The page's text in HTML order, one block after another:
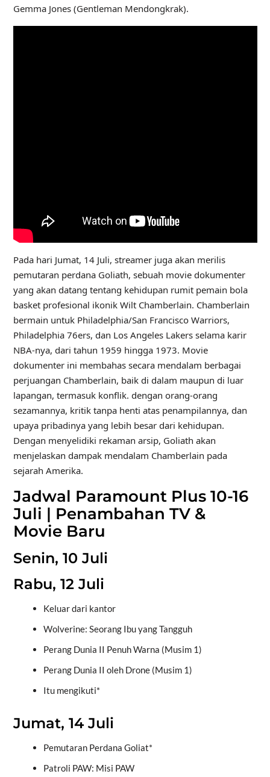
Gemma Jones (Gentleman Mendongkrak).
Pada hari Jumat, 14 Juli, streamer juga akan merilis
pemutaran perdana Goliath, sebuah movie dokumenter
yang akan datang tentang kehidupan rumit pemain bola
basket profesional ikonik Wilt Chamberlain. Chamberlain
bermain untuk Philadelphia/San Francisco Warriors,
Philadelphia 76ers, dan Los Angeles Lakers selama karir
NBA-nya, dari tahun 1959 hingga 1973. Movie
dokumenter ini membahas secara mendalam berbagai
perjuangan Chamberlain, baik di dalam maupun di luar
lapangan, termasuk konflik. dengan orang-orang
sezamannya, kritik tanpa henti atas penampilannya, dan
upaya pribadinya yang lebih besar dari kehidupan.
Dengan menyelidiki rekaman arsip, Goliath akan
menjelaskan dampak mendalam Chamberlain pada
sejarah Amerika.
Jadwal Paramount Plus 10-16
Juli | Penambahan TV &
Movie Baru
Senin, 10 Juli
Rabu, 12 Juli
Keluar dari kantor
Wolverine: Seorang Ibu yang Tangguh
Perang Dunia II Penuh Warna (Musim 1)
Perang Dunia II oleh Drone (Musim 1)
Itu mengikuti*
Jumat, 14 Juli
Pemutaran Perdana Goliat*
Patroli PAW: Misi PAW